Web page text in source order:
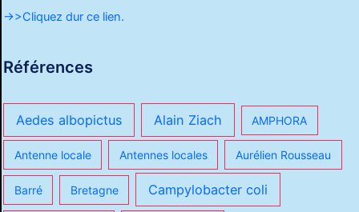
->>Cliquez dur ce lien.
Références
Aedes albopictus Alain Ziach AMPHORA
Antenne locale Antennes locales Aurélien Rousseau
Barré Bretagne Campylobacter coli